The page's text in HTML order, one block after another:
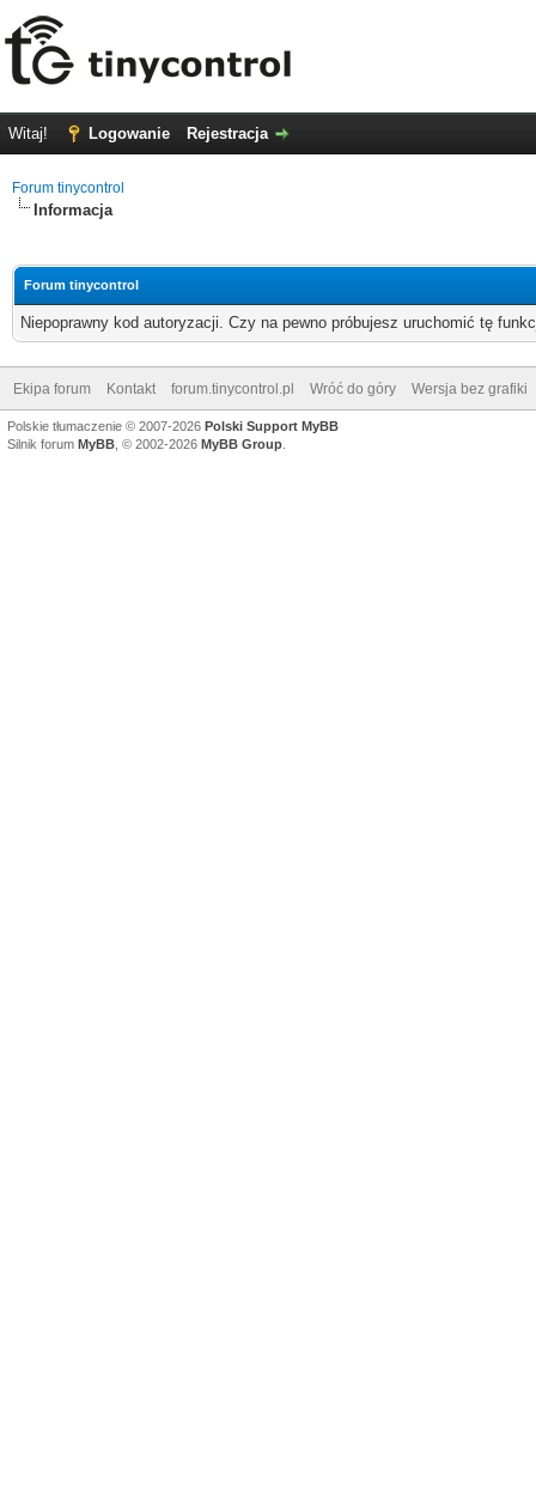
Witaj! Logowanie Rejestracja
Forum tinycontrol
Informacja
Forum tinycontrol
Niepoprawny kod autoryzacji. Czy na pewno próbujesz uruchomić tę
Ekipa forum Kontakt forum.tinycontrol.pl Wróć do góry Wersja bez grafiki
Polskie tłumaczenie © 2007-2026 Polski Support MyBB
Silnik forum MyBB , © 2002-2026 MyBB Group